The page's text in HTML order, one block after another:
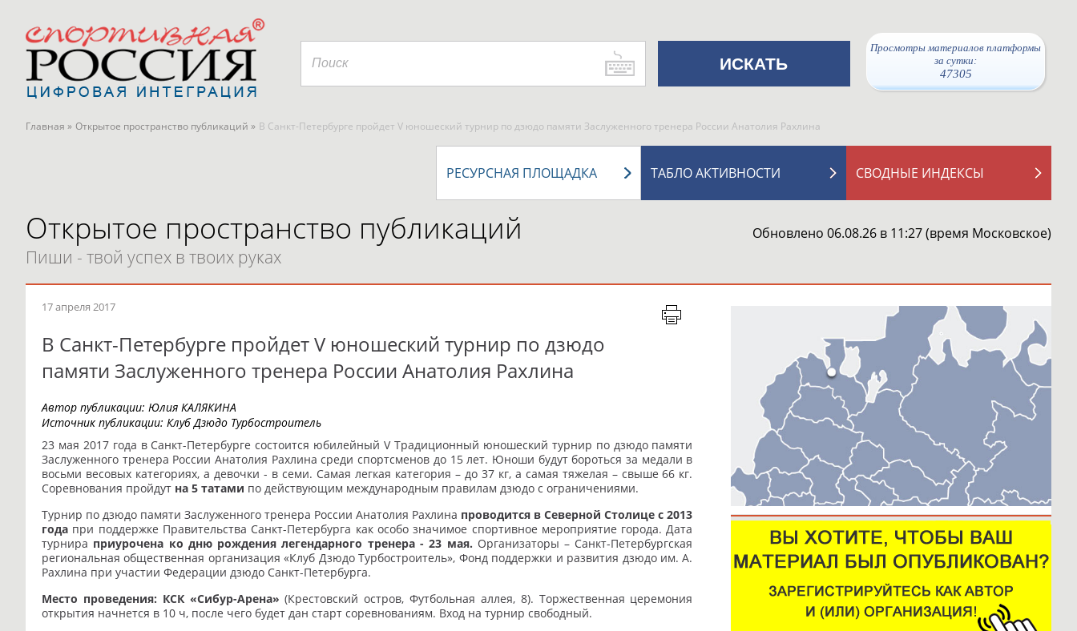
Просмотры материалов платформы
за сутки:
47305
Главная » Открытое пространство публикаций » В Санкт-Петербурге пройдет V юношеский турнир по дзюдо памяти Заслуженного тренера России Анатолия Рахлина
СВОДНЫЕ ИНДЕКСЫ
ТАБЛО АКТИВНОСТИ
РЕСУРСНАЯ ПЛОЩАДКА
Открытое пространство публикаций
Пиши - твой успех в твоих руках
Обновлено 06.08.26 в 11:27 (время Московское)
17 апреля 2017
В Санкт-Петербурге пройдет V юношеский турнир по дзюдо
памяти Заслуженного тренера России Анатолия Рахлина
Автор публикации: Юлия КАЛЯКИНА
Источник публикации: Клуб Дзюдо Турбостроитель
23 мая 2017 года в Санкт-Петербурге состоится юбилейный V Традиционный юношеский турнир по дзюдо памяти
Заслуженного тренера России Анатолия Рахлина среди спортсменов до 15 лет. Юноши будут бороться за медали в
восьми весовых категориях, а девочки - в семи. Самая легкая категория – до 37 кг, а самая тяжелая – свыше 66 кг.
Соревнования пройдут на 5 татами по действующим международным правилам дзюдо с ограничениями.
Турнир по дзюдо памяти Заслуженного тренера России Анатолия Рахлина проводится в Северной Столице с 2013
года при поддержке Правительства Санкт-Петербурга как особо значимое спортивное мероприятие города. Дата
турнира приурочена ко дню рождения легендарного тренера - 23 мая. Организаторы – Санкт-Петербургская
региональная общественная организация «Клуб Дзюдо Турбостроитель», Фонд поддержки и развития дзюдо им. А.
Рахлина при участии Федерации дзюдо Санкт-Петербурга.
Место проведения: КСК «Сибур-Арена»(Крестовский остров, Футбольная аллея, 8). Торжественная церемония
открытия начнется в 10 ч, после чего будет дан старт соревнованиям. Вход на турнир свободный.